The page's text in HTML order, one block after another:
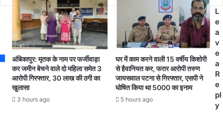
से
कें
री
की
क
सा
रा
आ
रो
पी
को
अंबिकापुर: मृतक के नाम पर फर्जीवाड़ा
कर जमीन बेचने वाले दो महिला समेत 3
आरोपी गिरफ्तार, 30 लाख की ठगी का
खुलासा
3 hours ago
घर में काम करने वाली 15 वर्षीय किशोरी
से हैवानियत कर, फरार आरोपी तरुण
जायसवाल पटना से गिरफ्तार, एसपी ने
घोषित किया था 5000 का इनाम
5 hours ago
L
e
a
v
e
a
R
e
pl
y